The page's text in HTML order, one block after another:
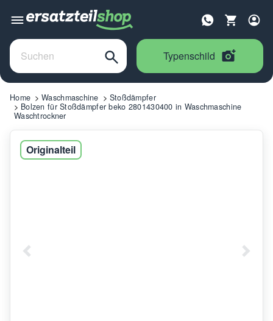
Typenschild
Home Waschmaschine
Stoßdämpfer
Bolzen für Stoßdämpfer beko 2801430400 in Waschmaschine
Waschtrockner
Originalteil